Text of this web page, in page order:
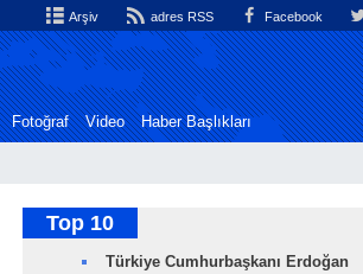
Arşiv adres RSS Facebook
Fotoğraf Video Haber Başlıkları
Top 10
Türkiye Cumhurbaşkanı Erdoğan